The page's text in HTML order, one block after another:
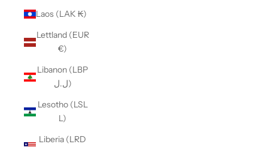
Laos (LAK ₭)
Lettland (EUR
€)
Libanon (LBP
ل.ل)
Lesotho (LSL
L)
Liberia (LRD